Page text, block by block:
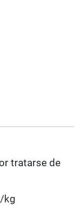
tratarse de
kg